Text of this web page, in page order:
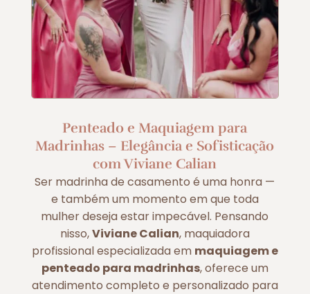
Penteado e Maquiagem para
Madrinhas – Elegância e Sofisticação
com Viviane Calian
Ser madrinha de casamento é uma honra —
e também um momento em que toda
mulher deseja estar impecável. Pensando
nisso,Viviane Calian, maquiadora
profissional especializada em maquiagem e
penteado para madrinhas, oferece um
atendimento completo e personalizado para